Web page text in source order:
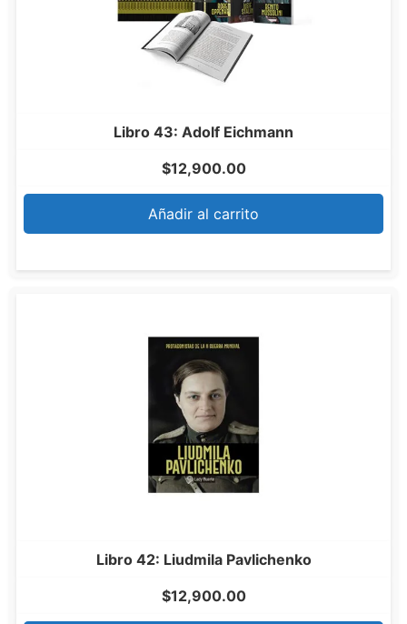
Libro 43: Adolf Eichmann
$12,900.00
Añadir al carrito
Libro 42: Liudmila Pavlichenko
$12,900.00